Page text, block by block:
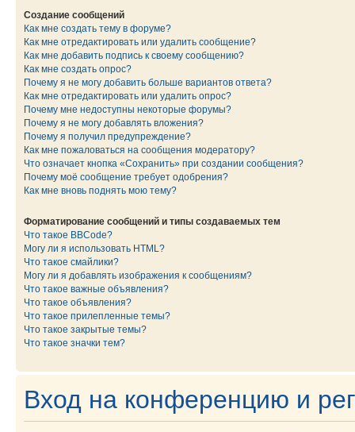
Создание сообщений
Как мне создать тему в форуме?
Как мне отредактировать или удалить сообщение?
Как мне добавить подпись к своему сообщению?
Как мне создать опрос?
Почему я не могу добавить больше вариантов ответа?
Как мне отредактировать или удалить опрос?
Почему мне недоступны некоторые форумы?
Почему я не могу добавлять вложения?
Почему я получил предупреждение?
Как мне пожаловаться на сообщения модератору?
Что означает кнопка «Сохранить» при создании сообщения?
Почему моё сообщение требует одобрения?
Как мне вновь поднять мою тему?
Форматирование сообщений и типы создаваемых тем
Что такое BBCode?
Могу ли я использовать HTML?
Что такое смайлики?
Могу ли я добавлять изображения к сообщениям?
Что такое важные объявления?
Что такое объявления?
Что такое прилепленные темы?
Что такое закрытые темы?
Что такое значки тем?
Вход на конференцию и